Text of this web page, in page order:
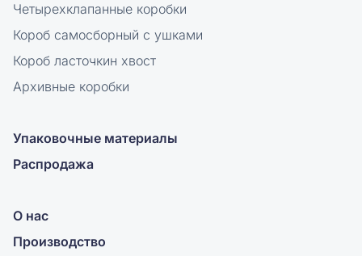
Четырехклапанные коробки
Короб самосборный с ушками
Короб ласточкин хвост
Архивные коробки
Упаковочные материалы
Распродажа
О нас
Производство